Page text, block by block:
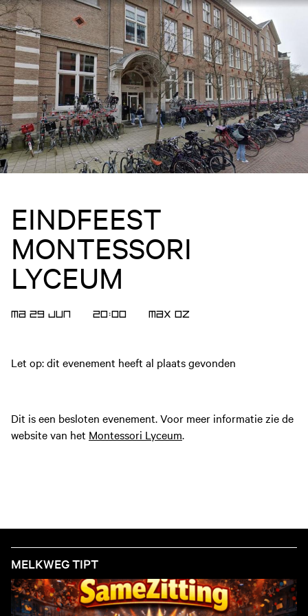
EINDFEEST
MONTESSORI
LYCEUM
MA 29 JUN 20:00 MAX OZ
Let op: dit evenement heeft al plaats gevonden
Dit is een besloten evenement. Voor meer informatie zie de
website van het Montessori Lyceum.
MELKWEG TIPT